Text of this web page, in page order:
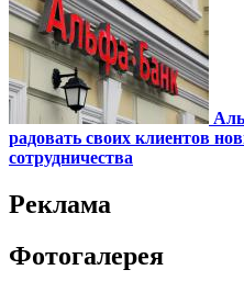
радовать своих клиентов
сотрудничества
Реклама
Фотогалерея